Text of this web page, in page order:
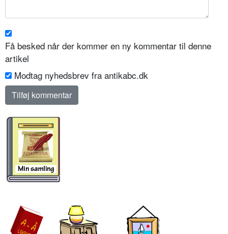
Få besked når der kommer en ny kommentar til denne
artikel
Modtag nyhedsbrev fra antikabc.dk